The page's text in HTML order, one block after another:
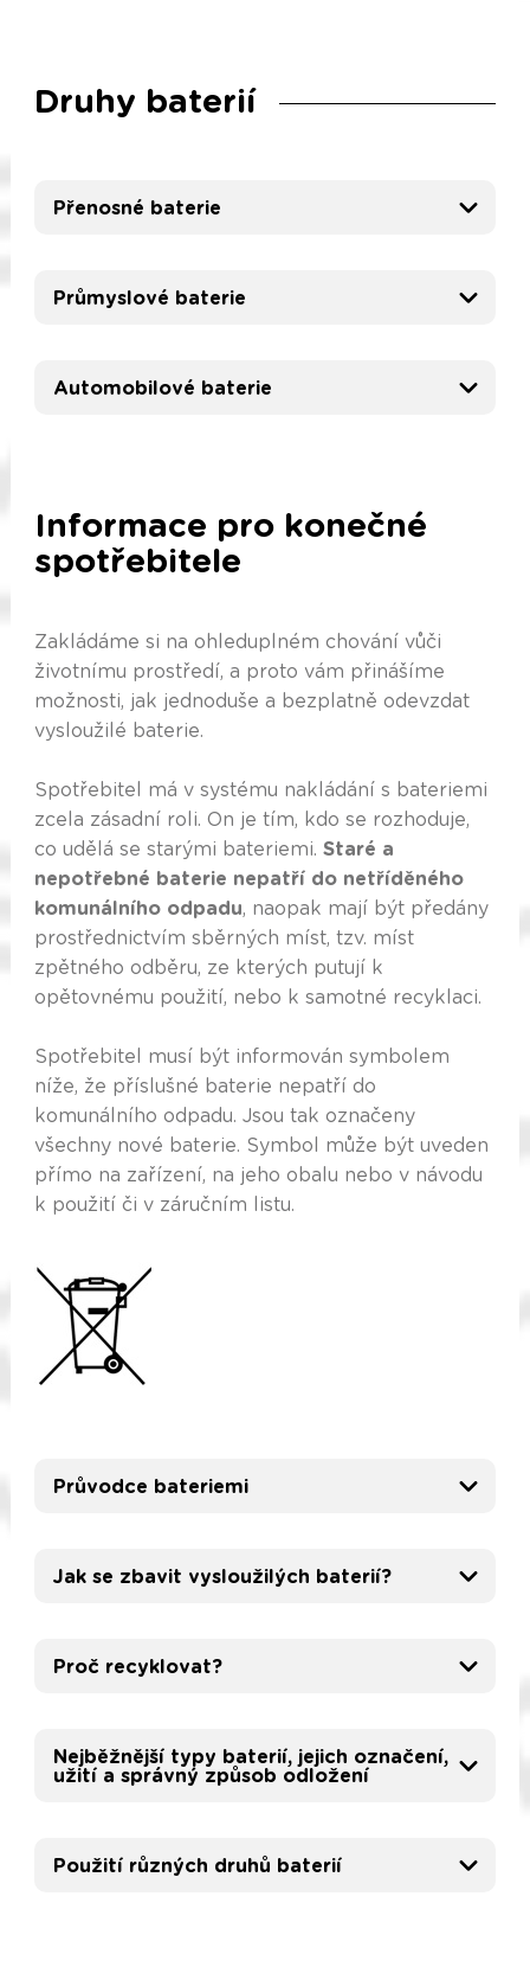
Druhy baterií
Přenosné baterie
Průmyslové baterie
Automobilové baterie
Informace pro konečné
spotřebitele
Zakládáme si na ohleduplném chování vůči
životnímu prostředí, a proto vám přinášíme
možnosti, jak jednoduše a bezplatně odevzdat
vysloužilé baterie.
Spotřebitel má v systému nakládání s bateriemi
zcela zásadní roli. On je tím, kdo se rozhoduje,
co udělá se starými bateriemi. Staré a
nepotřebné baterie nepatří do netříděného
komunálního odpadu, naopak mají být předány
prostřednictvím sběrných míst, tzv. míst
zpětného odběru, ze kterých putují k
opětovnému použití, nebo k samotné recyklaci.
Spotřebitel musí být informován symbolem
níže, že příslušné baterie nepatří do
komunálního odpadu. Jsou tak označeny
všechny nové baterie. Symbol může být uveden
přímo na zařízení, na jeho obalu nebo v návodu
k použití či v záručním listu.
Průvodce bateriemi
Jak se zbavit vysloužilých baterií?
Proč recyklovat?
Nejběžnější typy baterií, jejich označení,
užití a správný způsob odložení
Použití různých druhů baterií